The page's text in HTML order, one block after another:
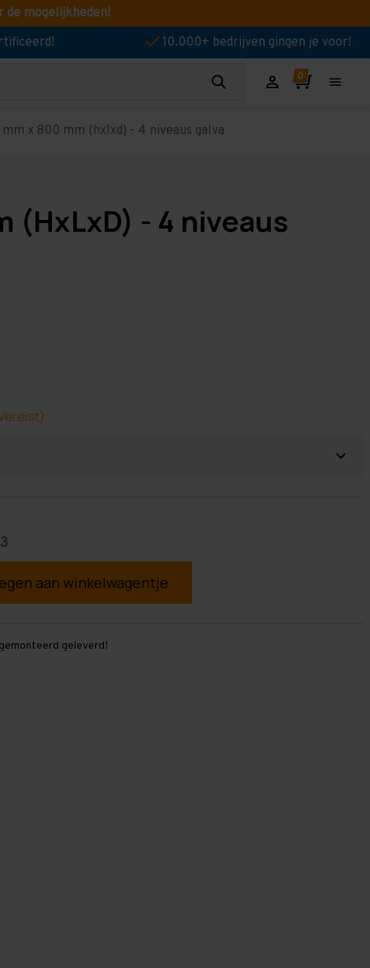
de mogelijkheden!
10.000+ bedrijven gingen je voor!
x 800 mm (hxlxd) - 4 niveaus galva
(HxLxD) - 4 niveaus
geleverd!